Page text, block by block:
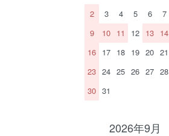
2
3 4 5 6 7
9
10 11 12 13 14
16 17 18 19 20 21
23 24 25 26 27 28
30 31
2026年9月